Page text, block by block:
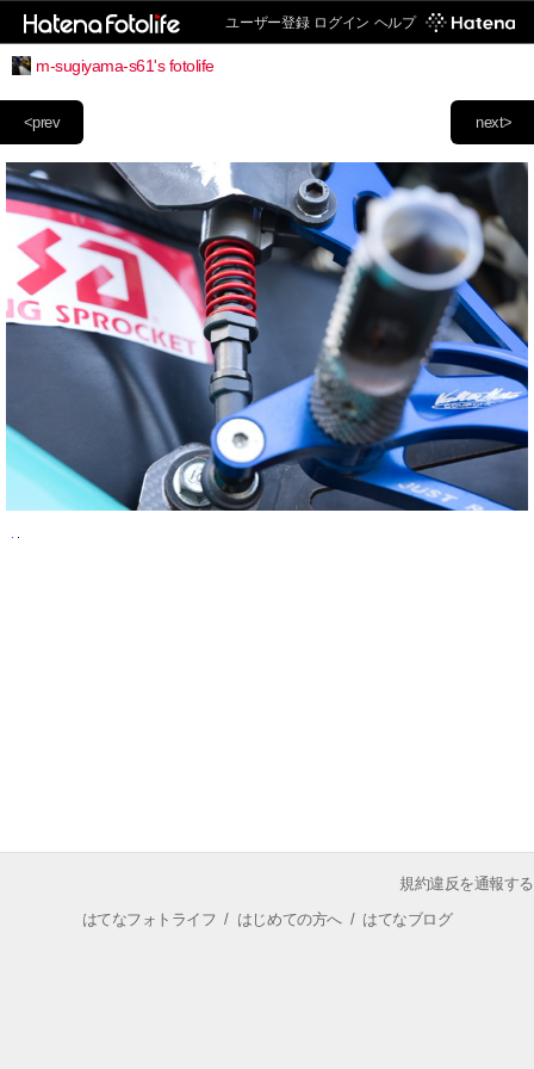
ユーザー登録 ログイン ヘルプ
m-sugiyama-s61's fotolife
next>
<prev
規約違反を通報する
はてなフォトライフ / はじめての方へ/ はてなブログ